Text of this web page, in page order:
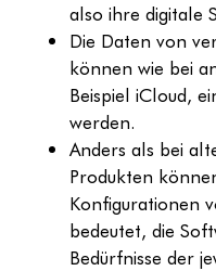
also ihre digitale
Die Daten von
können wie bei
Beispiel iCloud,
werden.
Anders als bei
Produkten
Konfigurationen
bedeutet, die
Bedürfnisse der